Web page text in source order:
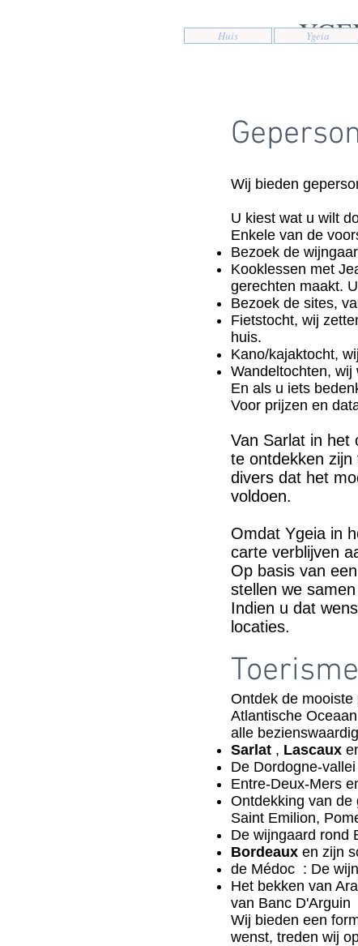
Huis Ygeia
Wij bieden
U kiest wat u wilt
Enkele van de
Bezoek de
Kooklessen met
gerechten maakt.
Bezoek de sites,
Fietstocht, wij
huis.
Kano/kajaktocht,
Wandeltochten,
En als u iets
Voor prijzen en
Van Sarlat in het
te ontdekken
divers dat het
voldoen.
Omdat Ygeia in
carte verblijven
Op basis van
stellen we
Indien u dat
locaties.
Ontdek de
Atlantische
alle
Sarlat , Lascaux
De Dordogne-
Entre-Deux-Mers
Ontdekking van
Saint Emilion,
De wijngaard rond
Bordeaux en zijn
de Médoc : De
Het bekken van
van Banc D'Arguin
Wij bieden een
wenst, treden wij